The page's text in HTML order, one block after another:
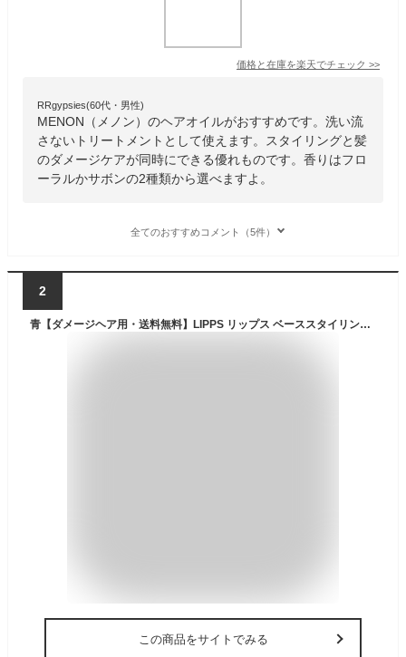
価格と在庫を楽天でチェック >>
RRgypsies(60代・男性)
MENON（メノン）のヘアオイルがおすすめです。洗い流
さないトリートメントとして使えます。スタイリングと髪
のダメージケアが同時にできる優れものです。香りはフロ
ーラルかサボンの2種類から選べますよ。
全てのおすすめコメント（5件）
2
青【ダメージヘア用・送料無料】LIPPS リップス ベーススタイリング ヘアオイル (100ml) GR&R ダメージヘア用 洗い流さないトリートメント メンズ レディース
この商品をサイトでみる